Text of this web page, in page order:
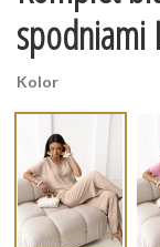
spodniami
Kolor